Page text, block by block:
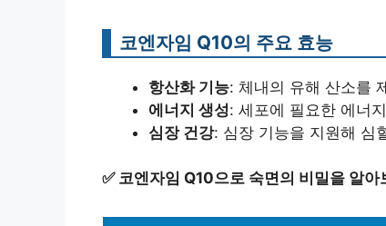
코엔자임 Q10의 주요 효능
항산화 기능: 체내의 유해 산소를
에너지 생성: 세포에 필요한 에너
심장 건강: 심장 기능을 지원해 심
✅ 코엔자임 Q10으로 숙면의 비밀을 알아